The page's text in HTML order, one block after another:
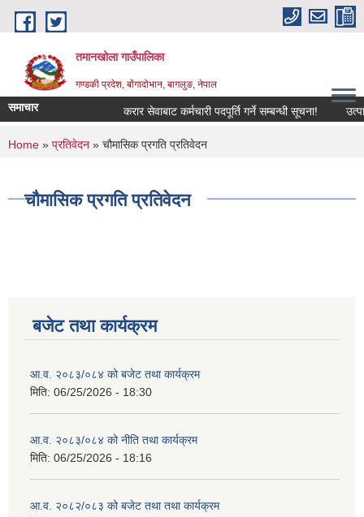
Skip to main content
तमानखोला गाउँपालिका
गण्डकी प्रदेश, बोंगादोभान, बागलुङ, नेपाल
समाचार करार सेवाबाट कर्मचारी पदपूर्ति गर्ने सम्बन्धी सूचना!
You are here
Home » प्रतिवेदन » चौमासिक प्रगति प्रतिवेदन
चौमासिक प्रगति प्रतिवेदन
बजेट तथा कार्यक्रम
आ.व. २०८३/०८४ को बजेट तथा कार्यक्रम
मिति: 06/25/2026 - 18:30
आ.व. २०८३/०८४ को नीति तथा कार्यक्रम
मिति: 06/25/2026 - 18:16
आ.व. २०८२/०८३ को बजेट तथा तथा कार्यक्रम